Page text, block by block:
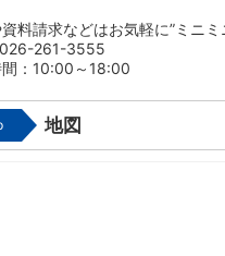
料請求などはお気軽に”ミニミ
261-3555
：10:00～18:00
地図